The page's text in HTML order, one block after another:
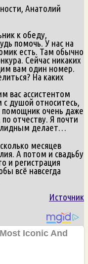
Анатолий
к обеду,
помочь. У нас на
есть. Там обычно
Сейчас никаких
вам один номер.
На каких
вас ассистентом
душой относитесь,
очень даже
отчеству. Я почти
делает…
месяцев
А потом и свадьбу
и регистрация
всё навсегда
Источник